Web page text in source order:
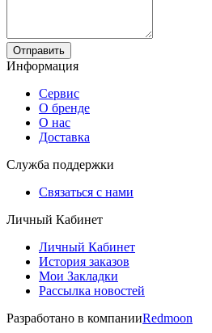
Отправить
Информация
Сервис
О бренде
О нас
Доставка
Служба поддержки
Связаться с нами
Личный Кабинет
Личный Кабинет
История заказов
Мои Закладки
Рассылка новостей
Разработано в компанииRedmoon